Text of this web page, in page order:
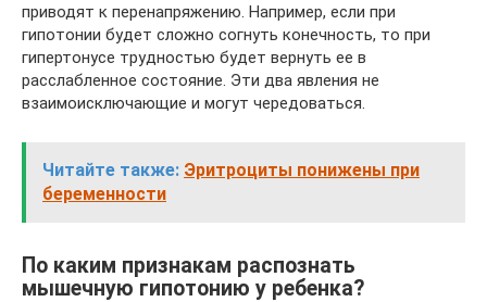
приводят к перенапряжению. Например, если при
гипотонии будет сложно согнуть конечность, то при
гипертонусе трудностью будет вернуть ее в
расслабленное состояние. Эти два явления не
взаимоисключающие и могут чередоваться.
Читайте также: Эритроциты понижены при
беременности
По каким признакам распознать
мышечную гипотонию у ребенка?